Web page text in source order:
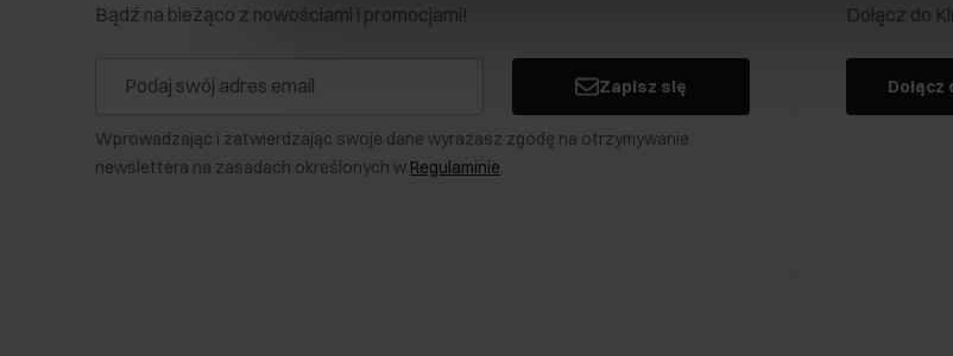
Bądź na bieżąco z nowościami i promocjami!
Zapisz się
Wprowadzając i zatwierdzając swoje dane wyrażasz zgodę na otrzymywanie
newslettera na zasadach określonych w Regulaminie.
Dołącz do
Dołącz